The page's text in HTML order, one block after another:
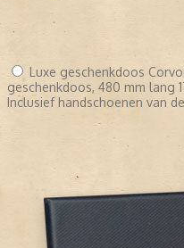
Luxe geschenkdoos
geschenkdoos, 480 mm lang
Inclusief handschoenen van